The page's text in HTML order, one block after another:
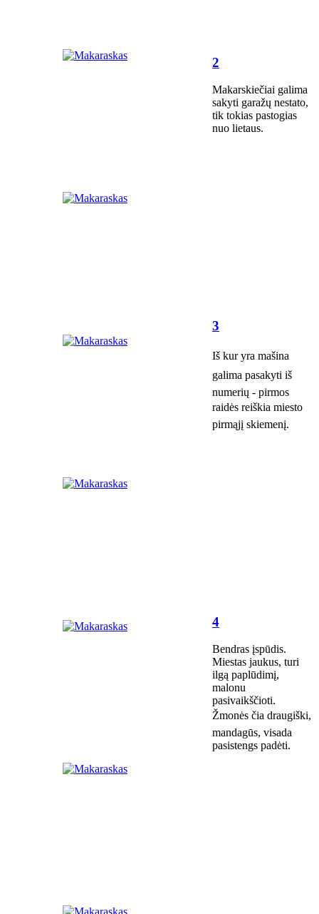
2
Makarskiečiai galima
sakyti garažų nestato,
tik tokias pastogias
nuo lietaus.
3
Iš kur yra mašina
galima pasakyti iš
numerių - pirmos
raidės reiškia miesto
pirmąjį skiemenį.
4
Bendras įspūdis.
Miestas jaukus, turi
ilgą paplūdimį,
malonu
pasivaikščioti.
Žmonės čia draugiški,
mandagūs, visada
pasistengs padėti.